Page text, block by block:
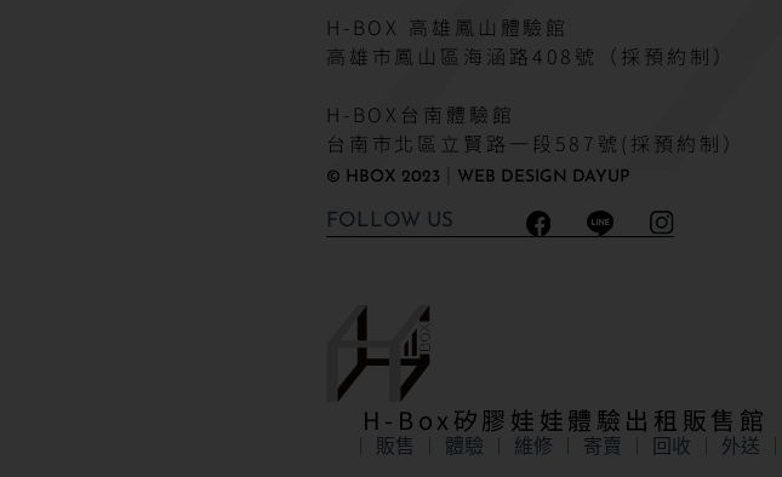
H-BOX 高雄鳳山體驗館
高雄市鳳山區海涵路408號（採預約制）
H-BOX台南體驗館
台南市北區立賢路一段587號(採預約制）
FOLLOW US
© HBOX 2023｜WEB DESIGN DAYUP
H-Box矽膠娃娃體驗出租販售館
販售 體驗 維修 寄賣 回收 外送